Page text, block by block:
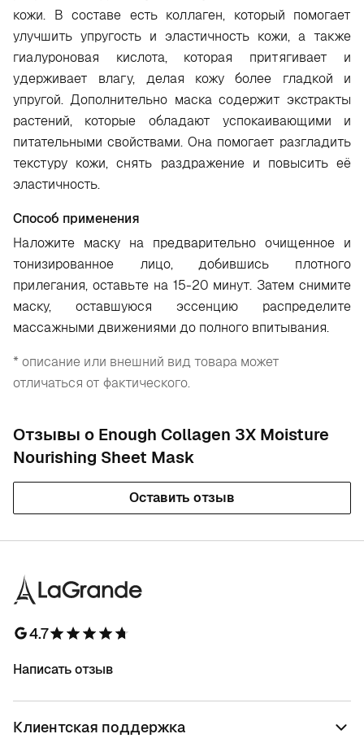
кожи. В составе есть коллаген, который помогает
улучшить упругость и эластичность кожи, а также
гиалуроновая кислота, которая притягивает и
удерживает влагу, делая кожу более гладкой и
упругой. Дополнительно маска содержит экстракты
растений, которые обладают успокаивающими и
питательными свойствами. Она помогает разгладить
текстуру кожи, снять раздражение и повысить её
эластичность.
Способ применения
Наложите маску на предварительно очищенное и
тонизированное лицо, добившись плотного
прилегания, оставьте на 15-20 минут. Затем снимите
маску, оставшуюся эссенцию распределите
массажными движениями до полного впитывания.
* описание или внешний вид товара может
отличаться от фактического.
Отзывы о Enough Collagen 3X Moisture
Nourishing Sheet Mask
Оставить отзыв
4.7
Написать отзыв
Клиентская поддержка